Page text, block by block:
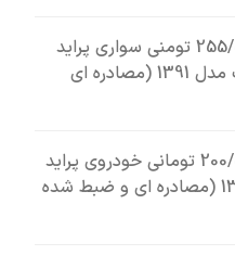
حراج 255/000/000 تومنی سواری پراید
131 سفید رنگ مدل 1391 (مصادره ای
حراج 200/000/000 تومانی خودروی پراید
131 مدل : 1390 (مصادره ای و ضبط شده